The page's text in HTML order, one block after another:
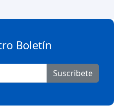
Boletín
Suscribete